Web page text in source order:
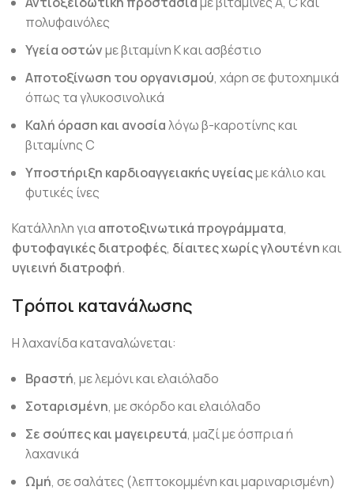
πολυφαινόλες
Υγεία οστώνμε βιταμίνη Κ και ασβέστιο
Αποτοξίνωση του οργανισμού, χάρη σε φυτοχημικά
όπως τα γλυκοσινολικά
Καλή όραση και ανοσίαλόγω β-καροτίνης και
βιταμίνης C
Υποστήριξη καρδιοαγγειακής υγείαςμε κάλιο και
φυτικές ίνες
Κατάλληλη για αποτοξινωτικά προγράμματα,
φυτοφαγικές διατροφές, δίαιτες χωρίς γλουτένηκαι
υγιεινή διατροφή.
Τρόποι κατανάλωσης
Η λαχανίδα καταναλώνεται:
Βραστή, με λεμόνι και ελαιόλαδο
Σοταρισμένη, με σκόρδο και ελαιόλαδο
Σε σούπες και μαγειρευτά, μαζί με όσπρια ή
λαχανικά
Ωμή, σε σαλάτες (λεπτοκομμένη και μαριναρισμένη)